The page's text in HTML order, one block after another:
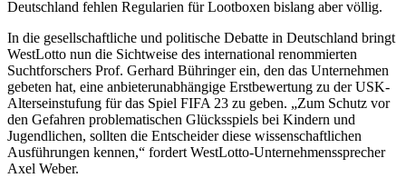
Deutschland fehlen Regularien für Lootboxen bislang aber völlig.
In die gesellschaftliche und politische Debatte in Deutschland bringt
WestLotto nun die Sichtweise des international renommierten
Suchtforschers Prof. Gerhard Bühringer ein, den das Unternehmen
gebeten hat, eine anbieterunabhängige Erstbewertung zu der USK-
Alterseinstufung für das Spiel FIFA 23 zu geben. „Zum Schutz vor
den Gefahren problematischen Glücksspiels bei Kindern und
Jugendlichen, sollten die Entscheider diese wissenschaftlichen
Ausführungen kennen,“ fordert WestLotto-Unternehmenssprecher
Axel Weber.